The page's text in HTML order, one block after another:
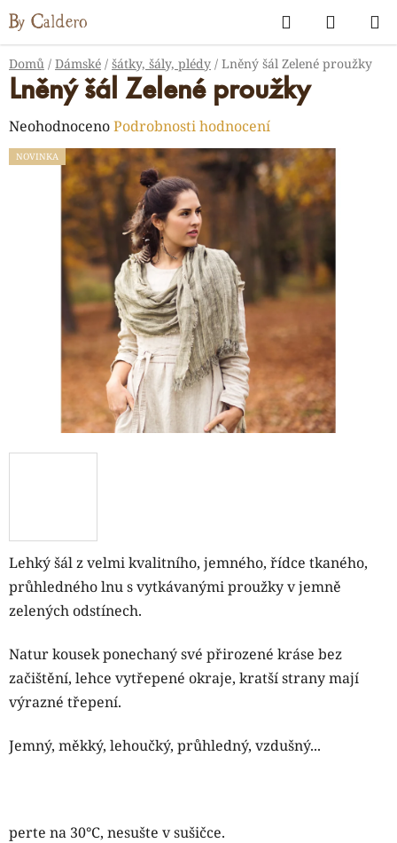
Přejít
na
obsah
Hledat
KOŠÍK
Domů / Dámské / šátky, šály, plédy / Lněný šál Zelené proužky
Lehký šál z velmi kvalitního, jemného, řídce tkaného,
průhledného lnu s vytkávanými proužky v jemně
zelených odstínech.
Natur kousek ponechaný své přirozené kráse bez
začištění, lehce vytřepené okraje, kratší strany mají
výrazné třepení.
Jemný, měkký, lehoučký, průhledný, vzdušný...
perte na 30°C, nesušte v sušičce.
Lněný šál Zelené proužky
Průměrné
hodnocení
hvězdiček.
NeohodnocenoPodrobnosti hodnocení
NOVINKA